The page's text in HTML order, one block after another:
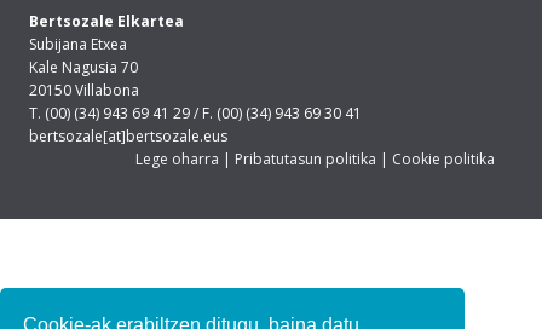
Cookie-ak erabiltzen ditugu, baina datu
Bertsozale Elkartea
Subijana Etxea
Kale Nagusia 70
20150 Villabona
T. (00) (34) 943 69 41 29 / F. (00) (34) 943 69 30 41
bertsozale[at]bertsozale.eus
Lege oharra | Pribatutasun politika | Cookie politika